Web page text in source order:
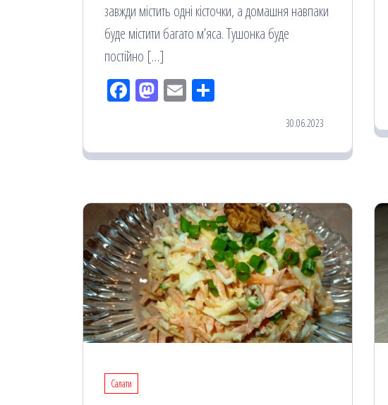
завжди містить одні кісточки, а домашня навпаки
буде містити багато м’яса. Тушонка буде
постійно […]
Fac
k
M
on
Em
ис
30.06.2023
Салати